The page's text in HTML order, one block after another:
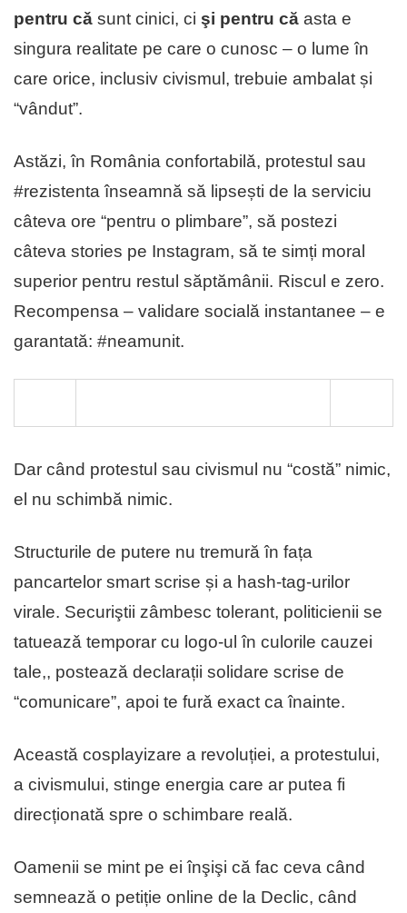
pentru cǎ sunt cinici, ci şi pentru că asta e
singura realitate pe care o cunosc – o lume în
care orice, inclusiv civismul, trebuie ambalat și
“vândut”.
Astăzi, în România confortabilǎ, protestul sau
#rezistenta înseamnă să lipsești de la serviciu
câteva ore “pentru o plimbare”, să postezi
câteva stories pe Instagram, să te simți moral
superior pentru restul săptămânii. Riscul e zero.
Recompensa – validare socială instantanee – e
garantată: #neamunit.
Dar când protestul sau civismul nu “costă” nimic,
el nu schimbă nimic.
Structurile de putere nu tremură în fața
pancartelor smart scrise și a hash-tag-urilor
virale. Securiştii zâmbesc tolerant, politicienii se
tatueazǎ temporar cu logo-ul în culorile cauzei
tale,, postează declarații solidare scrise de
“comunicare”, apoi te furǎ exact ca înainte.
Această cosplayizare a revoluției, a protestului,
a civismului, stinge energia care ar putea fi
direcționată spre o schimbare reală.
Oamenii se mint pe ei înşişi că fac ceva când
semnează o petiție online de la Declic, când